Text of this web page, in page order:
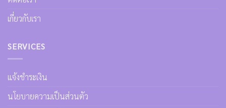
เกี่ยวกับเรา
SERVICES
แจ้งชำระเงิน
นโยบายความเป็นส่วนตัว